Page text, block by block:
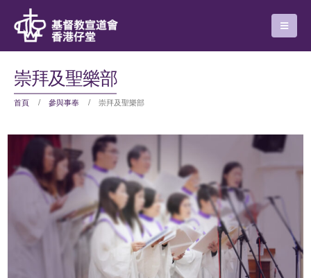
崇拜及聖樂部
首頁 參與事奉 崇拜及聖樂部